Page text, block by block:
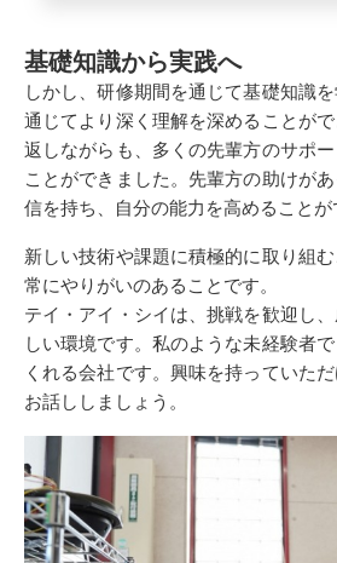
基礎知識から実践へ
しかし、研修期間を通じて基礎知識
通じてより深く理解を深めることが
返しながらも、多くの先輩方のサポ
ことができました。先輩方の助けが
信を持ち、自分の能力を高めることが
新しい技術や課題に積極的に取り組
常にやりがいのあることです。
テイ・アイ・シイは、挑戦を歓迎し
しい環境です。私のような未経験者
くれる会社です。興味を持っていた
お話ししましょう。